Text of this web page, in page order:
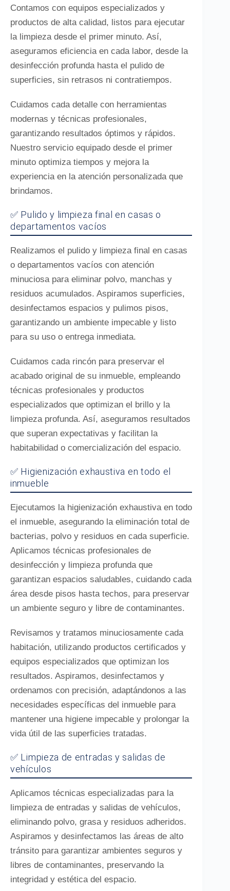
Contamos con equipos especializados y
productos de alta calidad, listos para ejecutar
la limpieza desde el primer minuto. Así,
aseguramos eficiencia en cada labor, desde la
desinfección profunda hasta el pulido de
superficies, sin retrasos ni contratiempos.
Cuidamos cada detalle con herramientas
modernas y técnicas profesionales,
garantizando resultados óptimos y rápidos.
Nuestro servicio equipado desde el primer
minuto optimiza tiempos y mejora la
experiencia en la atención personalizada que
brindamos.
✅ Pulido y limpieza final en casas o
departamentos vacíos
Realizamos el pulido y limpieza final en casas
o departamentos vacíos con atención
minuciosa para eliminar polvo, manchas y
residuos acumulados. Aspiramos superficies,
desinfectamos espacios y pulimos pisos,
garantizando un ambiente impecable y listo
para su uso o entrega inmediata.
Cuidamos cada rincón para preservar el
acabado original de su inmueble, empleando
técnicas profesionales y productos
especializados que optimizan el brillo y la
limpieza profunda. Así, aseguramos resultados
que superan expectativas y facilitan la
habitabilidad o comercialización del espacio.
✅ Higienización exhaustiva en todo el
inmueble
Ejecutamos la higienización exhaustiva en todo
el inmueble, asegurando la eliminación total de
bacterias, polvo y residuos en cada superficie.
Aplicamos técnicas profesionales de
desinfección y limpieza profunda que
garantizan espacios saludables, cuidando cada
área desde pisos hasta techos, para preservar
un ambiente seguro y libre de contaminantes.
Revisamos y tratamos minuciosamente cada
habitación, utilizando productos certificados y
equipos especializados que optimizan los
resultados. Aspiramos, desinfectamos y
ordenamos con precisión, adaptándonos a las
necesidades específicas del inmueble para
mantener una higiene impecable y prolongar la
vida útil de las superficies tratadas.
✅ Limpieza de entradas y salidas de
vehículos
Aplicamos técnicas especializadas para la
limpieza de entradas y salidas de vehículos,
eliminando polvo, grasa y residuos adheridos.
Aspiramos y desinfectamos las áreas de alto
tránsito para garantizar ambientes seguros y
libres de contaminantes, preservando la
integridad y estética del espacio.